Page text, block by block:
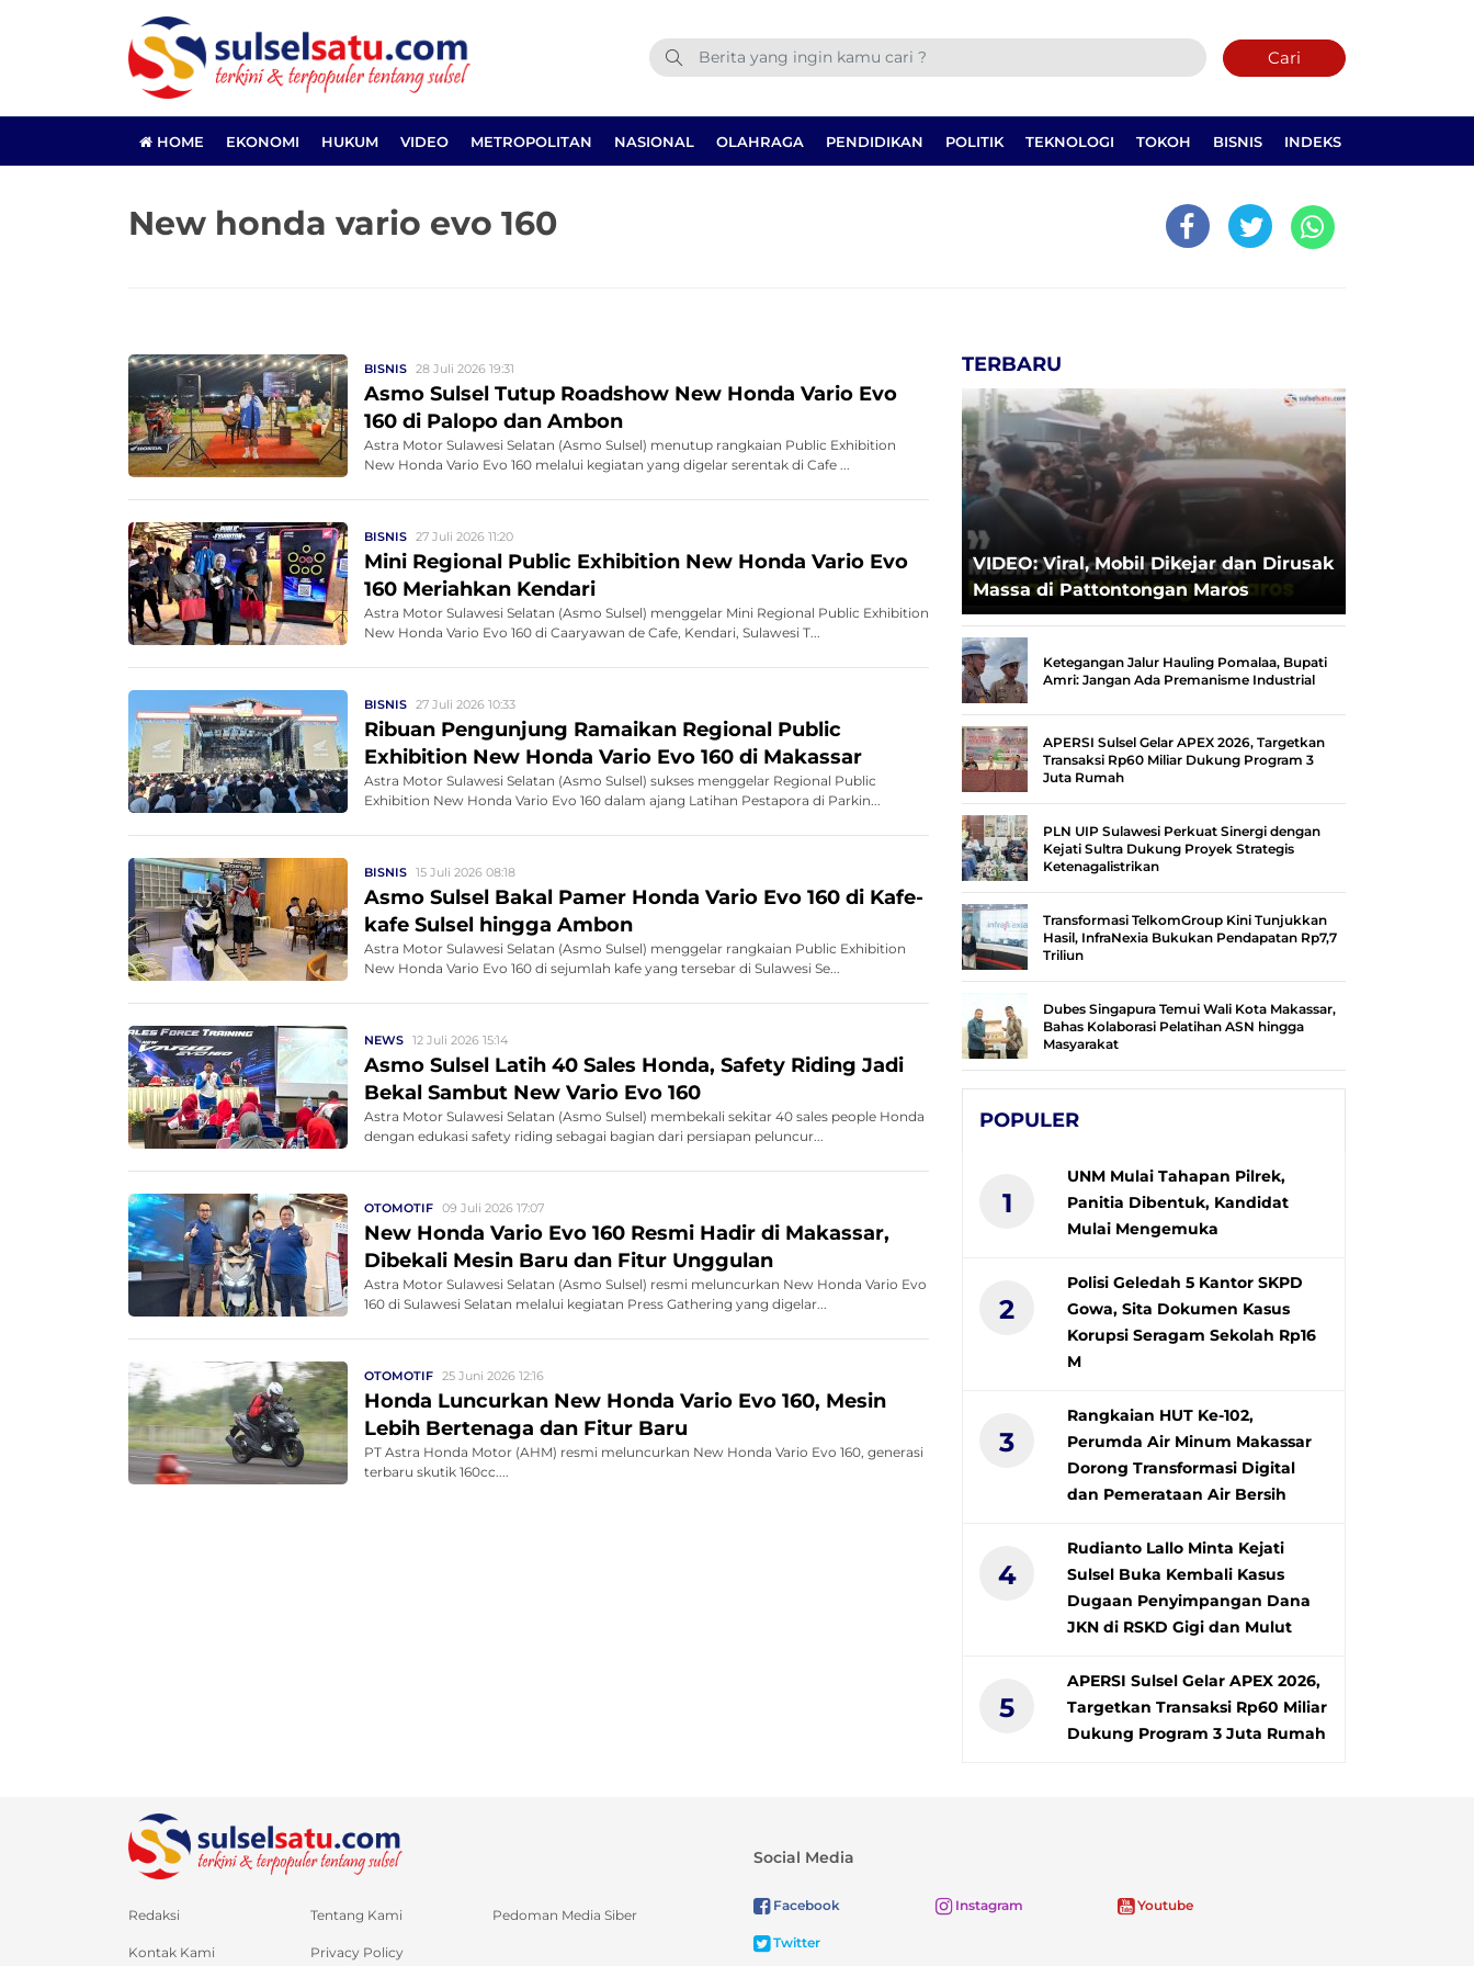
Cari
HOME EKONOMI HUKUM VIDEO METROPOLITAN NASIONAL OLAHRAGA PENDIDIKAN POLITIK TEKNOLOGI TOKOH BISNIS INDEKS
New honda vario evo 160
BISNIS 28 Juli 2026 19:31
Asmo Sulsel Tutup Roadshow New Honda Vario Evo
160 di Palopo dan Ambon
Astra Motor Sulawesi Selatan (Asmo Sulsel) menutup rangkaian Public Exhibition
New Honda Vario Evo 160 melalui kegiatan yang digelar serentak di Cafe ...
BISNIS 27 Juli 2026 11:20
Mini Regional Public Exhibition New Honda Vario Evo
160 Meriahkan Kendari
Astra Motor Sulawesi Selatan (Asmo Sulsel) menggelar Mini Regional Public Exhibition
New Honda Vario Evo 160 di Caaryawan de Cafe, Kendari, Sulawesi T...
BISNIS 27 Juli 2026 10:33
Ribuan Pengunjung Ramaikan Regional Public
Exhibition New Honda Vario Evo 160 di Makassar
Astra Motor Sulawesi Selatan (Asmo Sulsel) sukses menggelar Regional Public
Exhibition New Honda Vario Evo 160 dalam ajang Latihan Pestapora di Parkin...
BISNIS 15 Juli 2026 08:18
Asmo Sulsel Bakal Pamer Honda Vario Evo 160 di Kafe-
kafe Sulsel hingga Ambon
Astra Motor Sulawesi Selatan (Asmo Sulsel) menggelar rangkaian Public Exhibition
New Honda Vario Evo 160 di sejumlah kafe yang tersebar di Sulawesi Se...
NEWS 12 Juli 2026 15:14
Asmo Sulsel Latih 40 Sales Honda, Safety Riding Jadi
Bekal Sambut New Vario Evo 160
Astra Motor Sulawesi Selatan (Asmo Sulsel) membekali sekitar 40 sales people Honda
dengan edukasi safety riding sebagai bagian dari persiapan peluncur...
OTOMOTIF 09 Juli 2026 17:07
New Honda Vario Evo 160 Resmi Hadir di Makassar,
Dibekali Mesin Baru dan Fitur Unggulan
Astra Motor Sulawesi Selatan (Asmo Sulsel) resmi meluncurkan New Honda Vario Evo
160 di Sulawesi Selatan melalui kegiatan Press Gathering yang digelar...
OTOMOTIF 25 Juni 2026 12:16
Honda Luncurkan New Honda Vario Evo 160, Mesin
Lebih Bertenaga dan Fitur Baru
PT Astra Honda Motor (AHM) resmi meluncurkan New Honda Vario Evo 160, generasi
terbaru skutik 160cc....
TERBARU
VIDEO: Viral, Mobil Dikejar dan Dirusak
Massa di Pattontongan Maros
Ketegangan Jalur Hauling Pomalaa, Bupati
Amri: Jangan Ada Premanisme Industrial
APERSI Sulsel Gelar APEX 2026, Targetkan
Transaksi Rp60 Miliar Dukung Program 3
Juta Rumah
PLN UIP Sulawesi Perkuat Sinergi dengan
Kejati Sultra Dukung Proyek Strategis
Ketenagalistrikan
Transformasi TelkomGroup Kini Tunjukkan
Hasil, InfraNexia Bukukan Pendapatan Rp7,7
Triliun
Dubes Singapura Temui Wali Kota Makassar,
Bahas Kolaborasi Pelatihan ASN hingga
Masyarakat
POPULER
1
UNM Mulai Tahapan Pilrek,
Panitia Dibentuk, Kandidat
Mulai Mengemuka
2
Polisi Geledah 5 Kantor SKPD
Gowa, Sita Dokumen Kasus
Korupsi Seragam Sekolah Rp16
M
3
Rangkaian HUT Ke-102,
Perumda Air Minum Makassar
Dorong Transformasi Digital
dan Pemerataan Air Bersih
4
Rudianto Lallo Minta Kejati
Sulsel Buka Kembali Kasus
Dugaan Penyimpangan Dana
JKN di RSKD Gigi dan Mulut
5
APERSI Sulsel Gelar APEX 2026,
Targetkan Transaksi Rp60 Miliar
Dukung Program 3 Juta Rumah
Redaksi Tentang Kami Pedoman Media Siber
Kontak Kami Privacy Policy
Social Media
Facebook Instagram Youtube
Twitter